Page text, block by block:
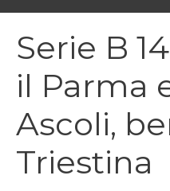
Serie B
il Parma
Ascoli,
Triestina